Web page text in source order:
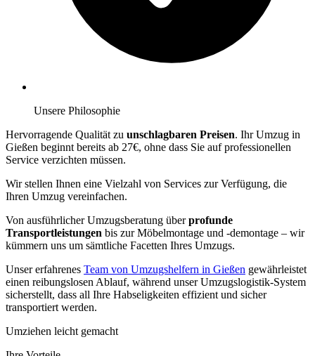
Unsere Philosophie
Hervorragende Qualität zu unschlagbaren Preisen. Ihr Umzug in
Gießen beginnt bereits ab 27€, ohne dass Sie auf professionellen
Service verzichten müssen.
Wir stellen Ihnen eine Vielzahl von Services zur Verfügung, die
Ihren Umzug vereinfachen.
Von ausführlicher Umzugsberatung überprofunde
Transportleistungen bis zur Möbelmontage und -demontage – wir
kümmern uns um sämtliche Facetten Ihres Umzugs.
Unser erfahrenes Team von Umzugshelfern in Gießen gewährleistet
einen reibungslosen Ablauf, während unser Umzugslogistik-System
sicherstellt, dass all Ihre Habseligkeiten effizient und sicher
transportiert werden.
Umziehen leicht gemacht